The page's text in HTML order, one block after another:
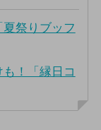
祭りブッフ
！「縁日コ